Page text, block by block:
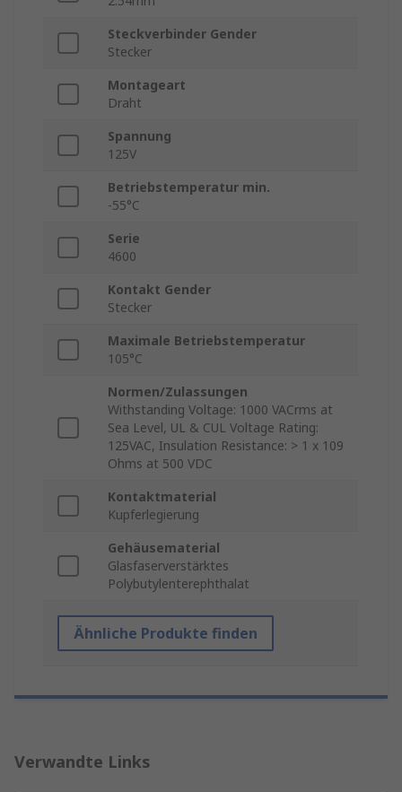
Steckverbinder Gender
Stecker
Montageart
Draht
Spannung
125V
Betriebstemperatur min.
-55°C
Serie
4600
Kontakt Gender
Stecker
Maximale Betriebstemperatur
105°C
Normen/Zulassungen
Withstanding Voltage: 1000 VACrms at
Sea Level, UL & CUL Voltage Rating:
125VAC, Insulation Resistance: > 1 x 109
Ohms at 500 VDC
Kontaktmaterial
Kupferlegierung
Gehäusematerial
Glasfaserverstärktes
Polybutylenterephthalat
Ähnliche Produkte finden
Verwandte Links